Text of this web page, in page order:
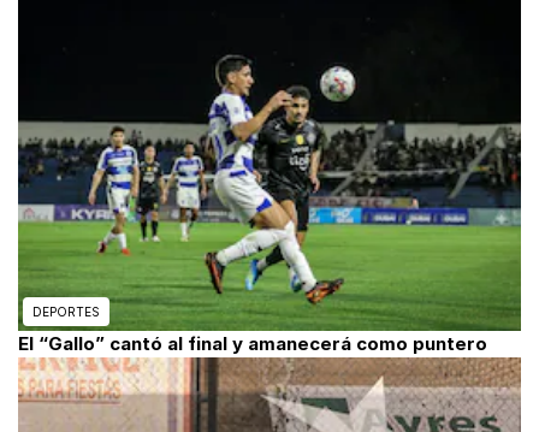
DEPORTES
El “Gallo” cantó al final y amanecerá como puntero